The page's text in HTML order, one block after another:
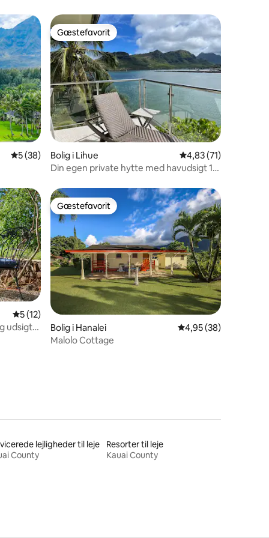
omtaler
5 ud af 5 i gennemsnitlig bedømmelse, 38 omtaler
5 (38)
Gæstefavorit
Gæstefavorit
Bolig i Lihue 4,83 ud af 5 i
4,83 (71)
Din egen private hytte med havudsigt 16
omtaler
5 ud af 5 i gennemsnitlig bedømmelse, 12 omtaler
5 (12)
udsigt
Gæstefavorit
Gæstefavorit
Bolig i Hanalei 4,95 ud af 5 i
4,95 (38)
Malolo Cottage
lejligheder til leje
County
Resorter til leje
Kauai County